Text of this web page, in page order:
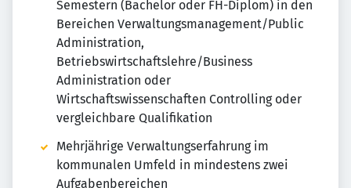
Semestern (Bachelor oder FH-Diplom) in den
Bereichen Verwaltungsmanagement/Public
Administration,
Betriebswirtschaftslehre/Business
Administration oder
Wirtschaftswissenschaften Controlling oder
vergleichbare Qualifikation
Mehrjährige Verwaltungserfahrung im
kommunalen Umfeld in mindestens zwei
Aufgabenbereichen